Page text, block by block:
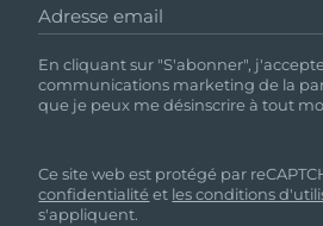
Adresse email
En cliquant sur "S'abonner",
communications marketing de la
que je peux me désinscrire à tout
Ce site web est protégé par
confidentialité et les conditions
s'appliquent.